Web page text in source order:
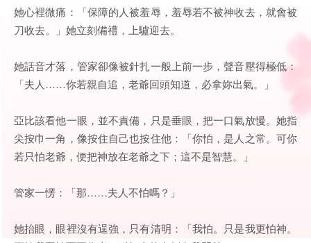
她心裡微痛：「保障的人被羞辱，羞辱若不被神收去，就會被
刀收去。」她立刻備禮，上驢迎去。
她話音才落，管家卻像被針扎一般上前一步，聲音壓得極低：
「夫人……你若親自追，老爺回頭知道，必拿妳出氣。」
亞比該看他一眼，並不責備，只是垂眼，把一口氣放慢。她指
尖按巾一角，像按住自己也按住他：「你怕，是人之常。可你
若只怕老爺，便把神放在老爺之下；這不是智慧。」
管家一愣：「那……夫人不怕嗎？」
她抬眼，眼裡沒有逞強，只有清明：「我怕。只是我更怕神。